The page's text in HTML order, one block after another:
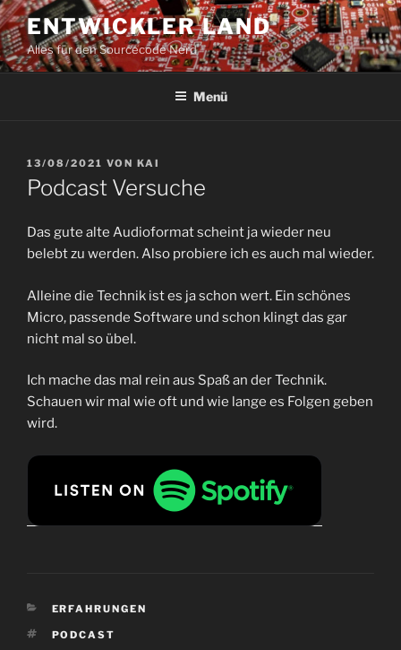
Zum
Inhalt
springen
ENTWICKLER LAND
Alles für den Sourcecode Nerd
Menü
VERÖFFENTLICHT
AM
13/08/2021 VON KAI
Podcast Versuche
Das gute alte Audioformat scheint ja wieder neu
belebt zu werden. Also probiere ich es auch mal wieder.
Alleine die Technik ist es ja schon wert. Ein schönes
Micro, passende Software und schon klingt das gar
nicht mal so übel.
Ich mache das mal rein aus Spaß an der Technik.
Schauen wir mal wie oft und wie lange es Folgen geben
wird.
KATEGORIEN
ERFAHRUNGEN
SCHLAGWÖRTER
PODCAST